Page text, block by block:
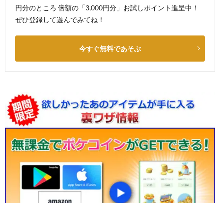
円分のところ 倍額の「3,000円分」お試しポイント進呈中！
ぜひ登録して遊んでみてね！
今すぐ無料であそぶ